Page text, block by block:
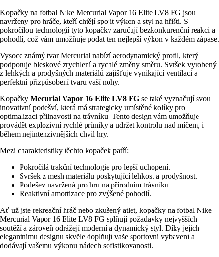
Kopačky na fotbal Nike Mercurial Vapor 16 Elite LV8 FG jsou
navrženy pro hráče, kteří chtějí spojit výkon a styl na hřišti. S
pokročilou technologií tyto kopačky zaručují bezkonkurenční reakci a
pohodlí, což vám umožňuje podat ten nejlepší výkon v každém zápase.
Vysoce známý tvar Mercurial nabízí aerodynamický profil, který
podporuje bleskové zrychlení a rychlé změny směru. Svršek vyrobený
z lehkých a prodyšných materiálů zajišťuje vynikající ventilaci a
perfektní přizpůsobení tvaru vaší nohy.
Kopačky Mecurial Vapor 16 Elite LV8 FG se také vyznačují svou
inovativní podešví, která má strategicky umístěné kolíky pro
optimalizaci přilnavosti na trávníku. Tento design vám umožňuje
provádět explozivní rychlé průniky a udržet kontrolu nad míčem, i
během nejintenzivnějších chvil hry.
Mezi charakteristiky těchto kopaček patří:
Pokročilá trakční technologie pro lepší uchopení.
Svršek z mesh materiálu poskytující lehkost a prodyšnost.
Podešev navržená pro hru na přírodním trávníku.
Reaktivní amortizace pro zvýšené pohodlí.
Ať už jste rekreační hráč nebo zkušený atlet, kopačky na fotbal Nike
Mercurial Vapor 16 Elite LV8 FG splňují požadavky nejvyšších
soutěží a zároveň odrážejí moderní a dynamický styl. Díky jejich
elegantnímu designu skvěle doplňují vaše sportovní vybavení a
dodávají vašemu výkonu nádech sofistikovanosti.